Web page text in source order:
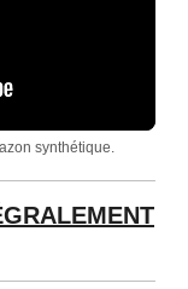
synthétique.